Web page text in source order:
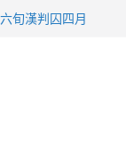
旬漢判囚四月